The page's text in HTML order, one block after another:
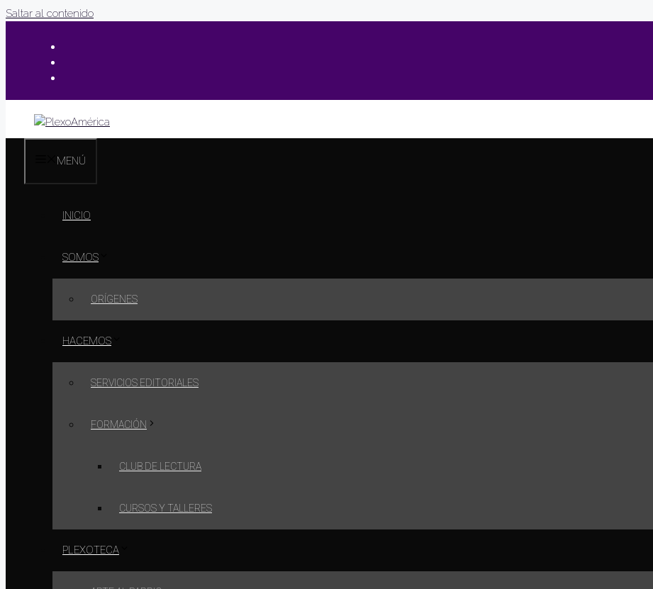
Saltar al contenido
MENÚ
INICIO
SOMOS
ORÍGENES
HACEMOS
SERVICIOS EDITORIALES
FORMACIÓN
CLUB DE LECTURA
CURSOS Y TALLERES
PLEXOTECA